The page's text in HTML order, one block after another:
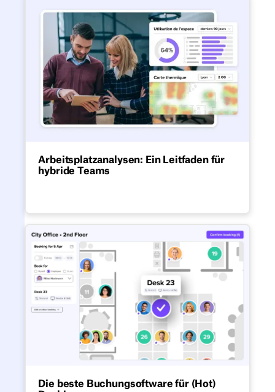
Arbeitsplatzanalysen: Ein Leitfaden für
hybride Teams
Die beste Buchungsoftware
Die beste Buchungsoftware für (Hot)